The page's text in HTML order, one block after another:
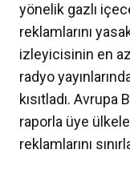
yönelik gazlı
reklamlarını
izleyicisinin en az
radyo
kısıtladı. Avrupa
raporla üye
reklamlarını